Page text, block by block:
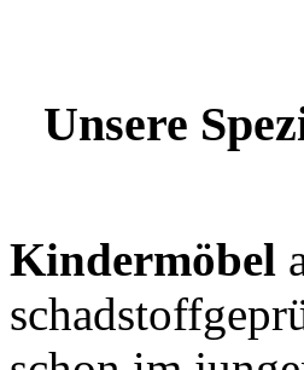
Unsere
Kindermöbel